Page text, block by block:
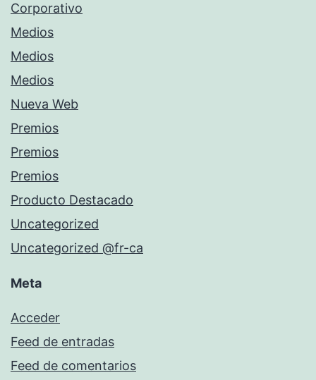
Corporativo
Medios
Medios
Medios
Nueva Web
Premios
Premios
Premios
Producto Destacado
Uncategorized
Uncategorized @fr-ca
Meta
Acceder
Feed de entradas
Feed de comentarios